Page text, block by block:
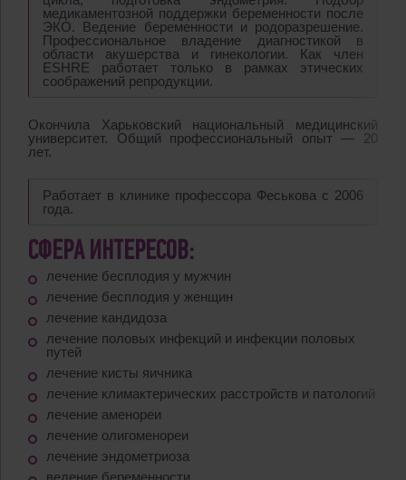
медикаментозной поддержки беременности после
ЭКО. Ведение беременности и родоразрешение.
Профессиональное владение диагностикой в
области акушерства и гинекологии. Как член
ESHRE работает только в рамках этических
соображений репродукции.
Окончила Харьковский национальный медицинский
университет. Общий профессиональный опыт — 20
лет.
Работает в клинике профессора Феськова с 2006
года.
СФЕРА ИНТЕРЕСОВ:
лечение бесплодия у мужчин
лечение бесплодия у женщин
лечение кандидоза
лечение половых инфекций и инфекции половых
путей
лечение кисты яичника
лечение климактерических расстройств и патологий
лечение аменореи
лечение олигоменореи
лечение эндометриоза
ведение беременности